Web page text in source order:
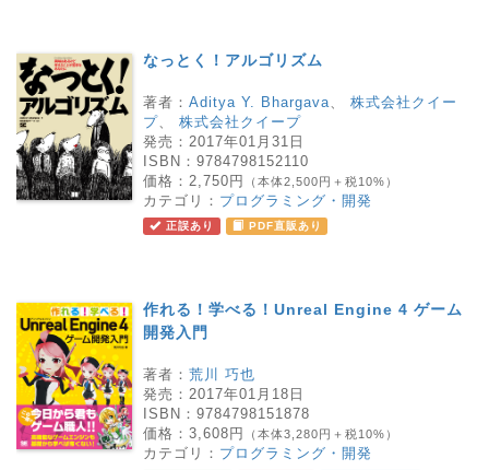
なっとく！アルゴリズム
著者： Aditya Y. Bhargava
株式会社クイー
プ
株式会社クイープ
発売： 2017年01月31日
ISBN： 9784798152110
価格： 2,750円 （本体2,500円＋税10%）
カテゴリ： プログラミング・開発
正誤あり PDF直販あり
作れる！学べる！Unreal Engine 4 ゲーム
開発入門
著者： 荒川 巧也
発売： 2017年01月18日
ISBN： 9784798151878
価格： 3,608円 （本体3,280円＋税10%）
カテゴリ： プログラミング・開発